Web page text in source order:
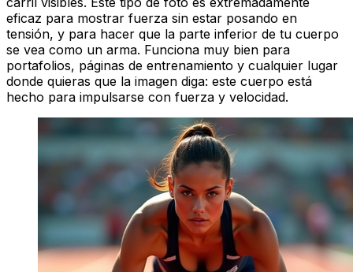
eficaz para mostrar fuerza sin estar posando en
tensión, y para hacer que la parte inferior de tu cuerpo
se vea como un arma. Funciona muy bien para
portafolios, páginas de entrenamiento y cualquier lugar
donde quieras que la imagen diga: este cuerpo está
hecho para impulsarse con fuerza y velocidad.